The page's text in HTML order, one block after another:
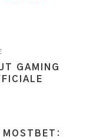
GAMING
MOSTBET: